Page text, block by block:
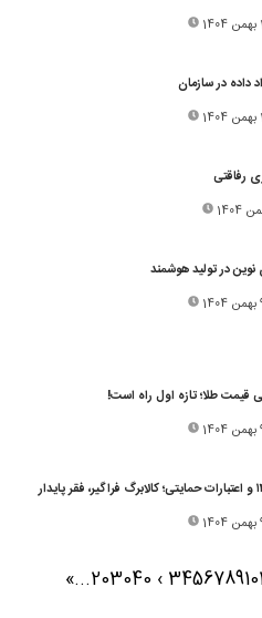
داده در سازمان
رفاقتی
نوین در تولید هوشمند
قیمت طلا؛ تازه اول راه است!
345678910
›
203040
...
»